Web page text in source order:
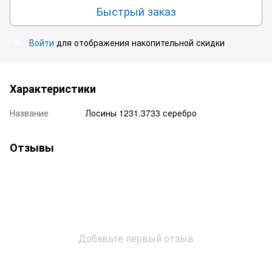
Быстрый заказ
Войти для отображения накопительной скидки
Характеристики
Название Лосины 1231.3733 серебро
Отзывы
Добавьте первый отзыв